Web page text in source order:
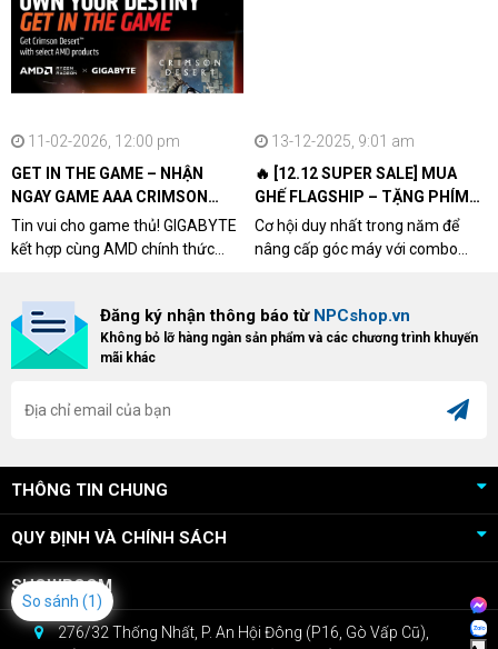
11-02-2026, 12:00 pm
GET IN THE GAME – NHẬN
NGAY GAME AAA CRIMSON
DESERT CÙNG GIGABYTE &
AMD
Tin vui cho game thủ! GIGABYTE
kết hợp cùng AMD chính thức
khách hàng sở hữu VGA Radeon
RX 9070 / RX 9070 XT.
13-12-2025, 9:01 am
🔥 [12.12 SUPER SALE] MUA
GHẾ FLAGSHIP – TẶNG PHÍM
CƠ XỊN
Cơ hội duy nhất trong năm để
nâng cấp góc máy với combo
dòng ghế Gaming cao cấp nhất,
bạn sẽ nhận ngay quà tặng trị giá
Đăng ký nhận thông báo từ NPCshop.vn
Không bỏ lỡ hàng ngàn sản phẩm và các chương trình khuyến
mãi khác
THÔNG TIN CHUNG
QUY ĐỊNH VÀ CHÍNH SÁCH
SHOWROOM
276/32 Thống Nhất, P. An Hội Đông (P16, Gò Vấp Cũ),
So sánh (1)